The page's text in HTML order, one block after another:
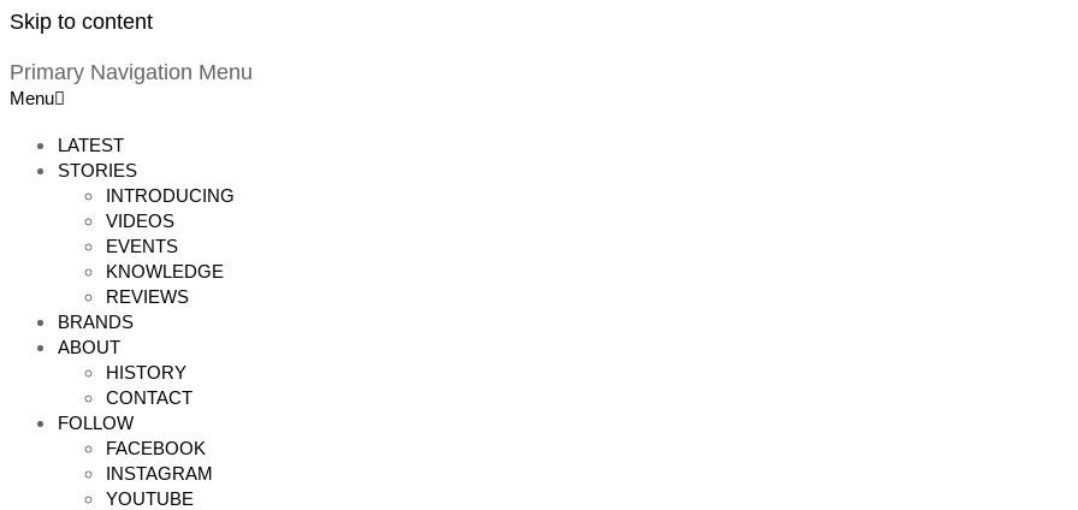
Skip to content
Primary Navigation Menu
Menu
LATEST
STORIES
INTRODUCING
VIDEOS
EVENTS
KNOWLEDGE
REVIEWS
BRANDS
ABOUT
HISTORY
CONTACT
FOLLOW
FACEBOOK
INSTAGRAM
YOUTUBE